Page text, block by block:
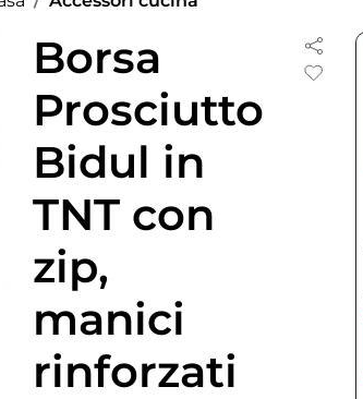
Borsa
Prosciutto
Bidul in
TNT con
zip,
manici
rinforzati